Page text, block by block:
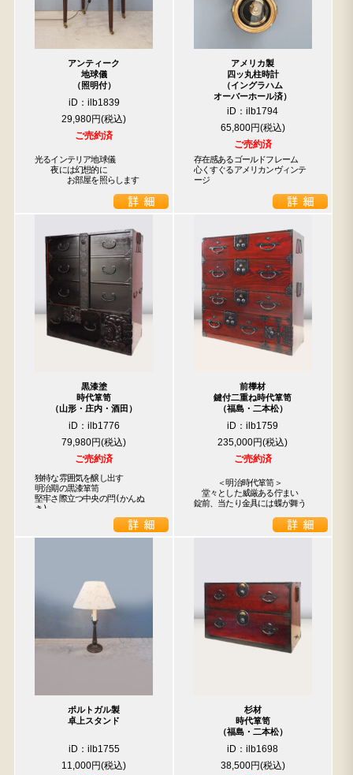
アンティーク
地球儀
（照明付）
iD：ilb1839
29,980円
ご売約済
光るインテリア地球儀
夜には幻想的に
お部屋を照らします
アメリカ製
四ッ丸柱時計
（イングラハム
オーバーホール済）
iD：ilb1794
65,800円
ご売約済
存在感あるゴールドフレーム
心くすぐるアメリカンヴィンテ
ージ
黒漆塗
時代箪笥
（山形・庄内・酒田）
iD：ilb1776
79,980円
ご売約済
独特な雰囲気を醸し出す
明治期の黒漆箪笥
堅牢さ際立つ中央の閂(かんぬ
き)
前﨔材
鍵付二重ね時代箪笥
（福島・二本松）
iD：ilb1759
235,000円
ご売約済
＜明治時代箪笥＞
堂々とした威厳ある佇まい
錠前、当たり金具には蝶が舞う
ポルトガル製
卓上スタンド
iD：ilb1755
11,000円
杉材
時代箪笥
（福島・二本松）
iD：ilb1698
38,500円